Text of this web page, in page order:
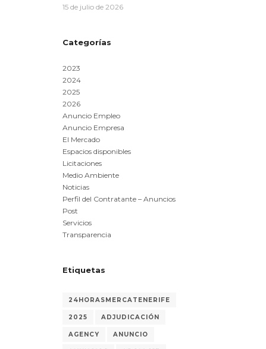
15 de julio de 2026
Categorías
2023
2024
2025
2026
Anuncio Empleo
Anuncio Empresa
El Mercado
Espacios disponibles
Licitaciones
Medio Ambiente
Noticias
Perfil del Contratante – Anuncios
Post
Servicios
Transparencia
Etiquetas
24HORASMERCATENERIFE
2025 ADJUDICACIÓN
AGENCY ANUNCIO